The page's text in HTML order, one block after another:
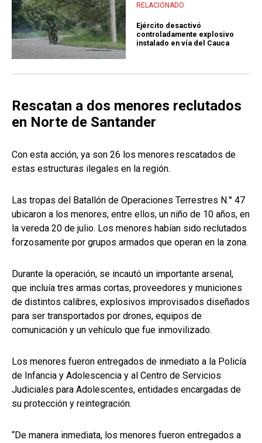
RELACIONADO
Ejército desactivó
controladamente explosivo
instalado en vía del Cauca
Rescatan a dos menores reclutados
en Norte de Santander
Con esta acción, ya son 26 los menores rescatados de
estas estructuras ilegales en la región.
Las tropas del Batallón de Operaciones Terrestres N.° 47
ubicaron a los menores, entre ellos, un niño de 10 años, en
la vereda 20 de julio. Los menores habían sido reclutados
forzosamente por grupos armados que operan en la zona.
Durante la operación, se incautó un importante arsenal,
que incluía tres armas cortas, proveedores y municiones
de distintos calibres, explosivos improvisados diseñados
para ser transportados por drones, equipos de
comunicación y un vehículo que fue inmovilizado.
Los menores fueron entregados de inmediato a la Policía
de Infancia y Adolescencia y al Centro de Servicios
Judiciales para Adolescentes, entidades encargadas de
su protección y reintegración.
“De manera inmediata, los menores fueron entregados a